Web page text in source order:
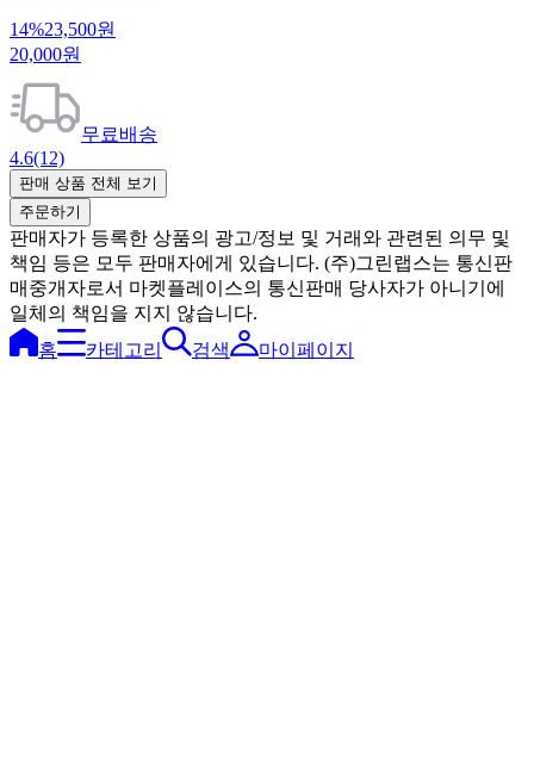
14%23,500원
20,000원
무료배송
4.6(12)
판매 상품 전체 보기
주문하기
판매자가 등록한 상품의 광고/정보 및 거래와 관련된 의무 및
책임 등은 모두 판매자에게 있습니다. (주)그린랩스는 통신판
매중개자로서 마켓플레이스의 통신판매 당사자가 아니기에
일체의 책임을 지지 않습니다.
홈
카테고리 검색 마이페이지